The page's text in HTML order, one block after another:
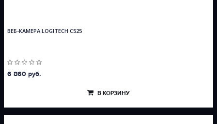
ВЕБ-КАМЕРА LOGITECH C525
6 860 руб.
В КОРЗИНУ